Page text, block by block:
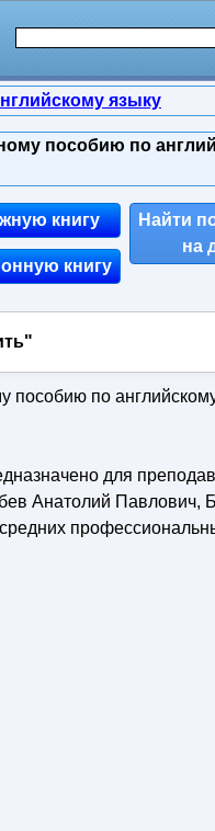
языку
пособию по
книгу
книгу
Найти
на
пособию по
для
Анатолий